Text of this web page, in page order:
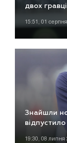
двох
15:51, 01
Знайшли
19:30, 08